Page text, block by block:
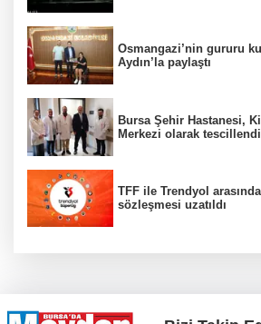
Osmangazi’nin gururu
Aydın’la paylaştı
Bursa Şehir Hastanesi,
Merkezi olarak tescillendi
TFF ile Trendyol
sözleşmesi uzatıldı